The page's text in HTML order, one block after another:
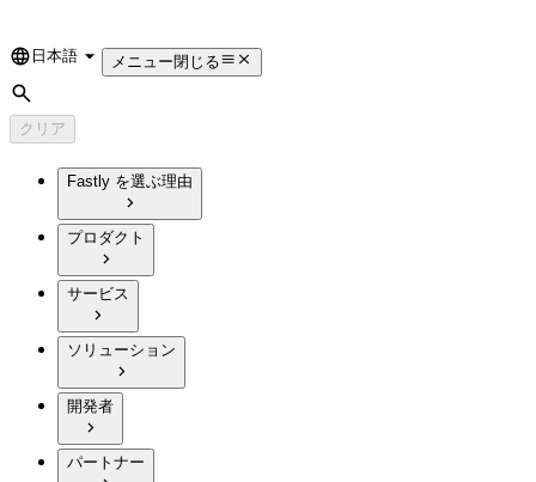
Language
日本語 メニュー閉じる
検索
クリア
Fastly を選ぶ理由
プロダクト
サービス
ソリューション
開発者
パートナー